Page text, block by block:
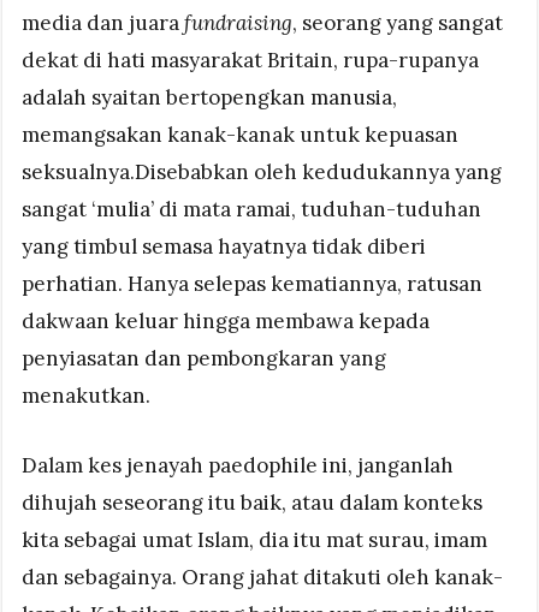
media dan juarafundraising, seorang yang sangat
dekat di hati masyarakat Britain, rupa-rupanya
adalah syaitan bertopengkan manusia,
memangsakan kanak-kanak untuk kepuasan
seksualnya.Disebabkan oleh kedudukannya yang
sangat ‘mulia’ di mata ramai, tuduhan-tuduhan
yang timbul semasa hayatnya tidak diberi
perhatian. Hanya selepas kematiannya, ratusan
dakwaan keluar hingga membawa kepada
penyiasatan dan pembongkaran yang
menakutkan.
Dalam kes jenayah paedophile ini, janganlah
dihujah seseorang itu baik, atau dalam konteks
kita sebagai umat Islam, dia itu mat surau, imam
dan sebagainya. Orang jahat ditakuti oleh kanak-